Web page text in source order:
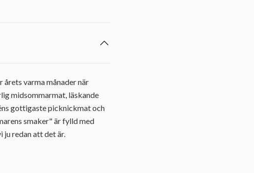
årets varma månader när
midsommarmat, läskande
gottigaste picknickmat och
smaker" är fylld med
redan att det är.